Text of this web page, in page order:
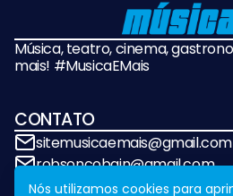
Música, teatro, cinema,
mais! #MusicaEMais
CONTATO
sitemusicaemais@gmail.com
robsoncobain@gmail.com
Nós utilizamos cookies para